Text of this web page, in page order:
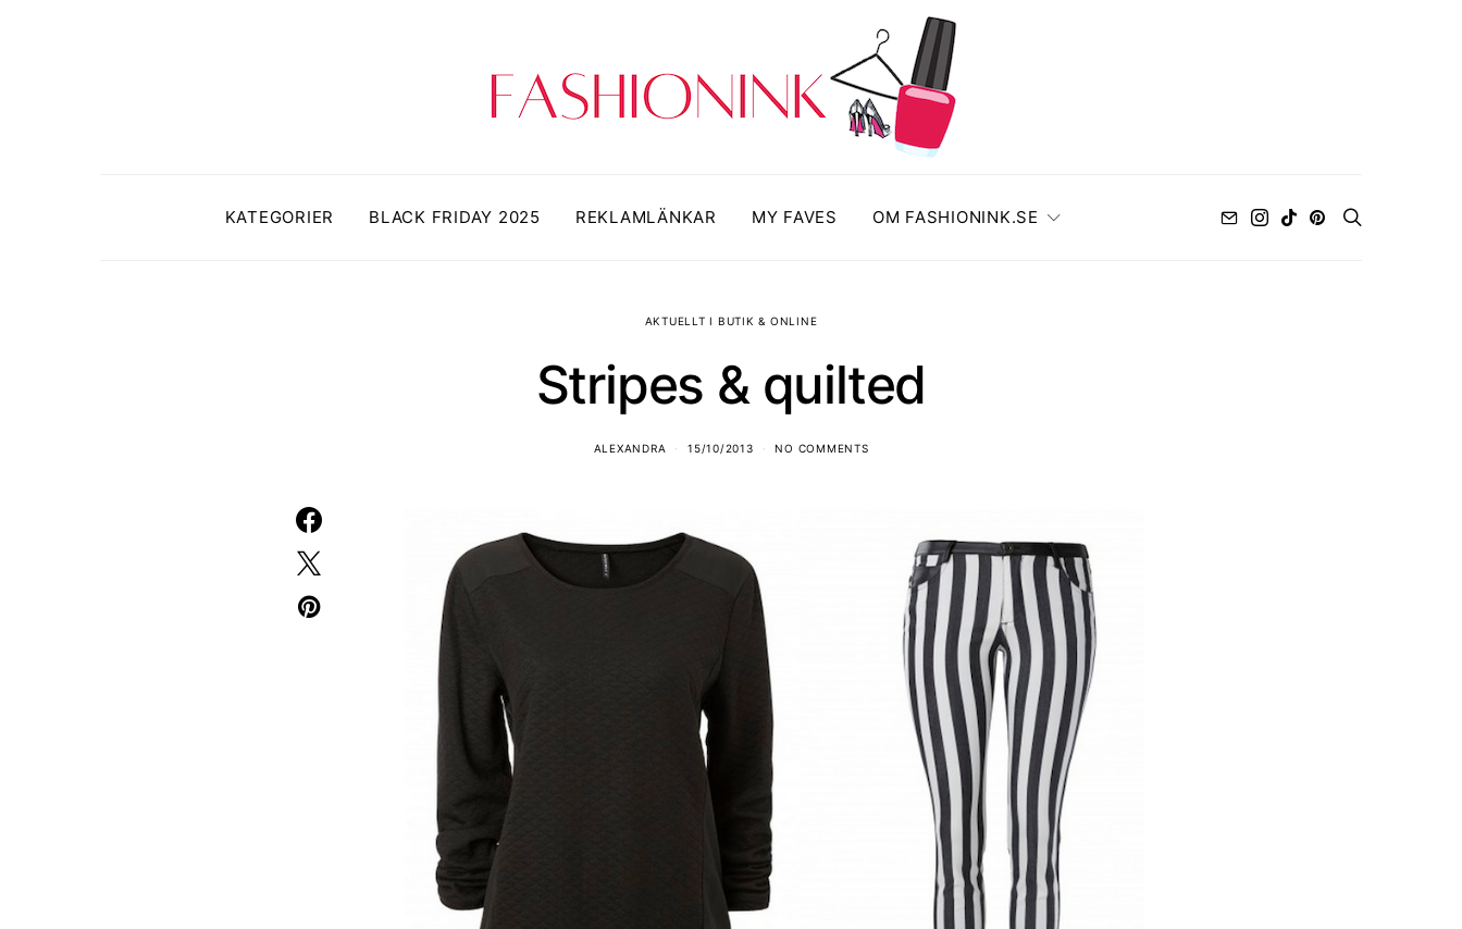
KATEGORIER BLACK FRIDAY 2025 REKLAMLÄNKAR MY FAVES OM FASHIONINK.SE
AKTUELLT I BUTIK & ONLINE
Stripes & quilted
ALEXANDRA 15/10/2013 NO COMMENTS